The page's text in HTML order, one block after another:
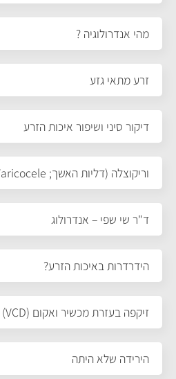
מהי אנדרולוגיה ?
זרע מתאי גזע
דיקור סיני ושיפור איכות הזרע
וריקוצלה (דליות האשך; Varicocele)
ד"ר שי שפי – אנדרולוג
הידרדרות באיכות הזרע?
זיקפה בעזרת מכשיר ואקום (VCD)
הירידה שלא היתה